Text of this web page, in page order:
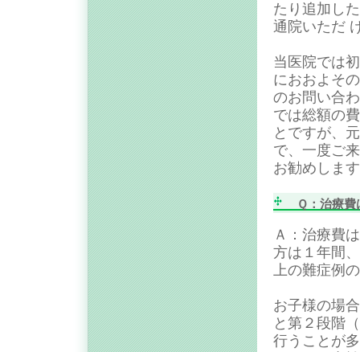
たり追加し
通院いただ
当医院では
におおよそ
のお問い合
では総額の
とですが、
で、一度ご
お勧めしま
Ｑ：治療費
Ａ：治療費
方は１年間
上の難症例
お子様の場
と第２段階
行うことが